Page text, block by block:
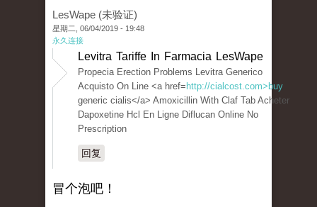
LesWape (未验证)
星期二, 06/04/2019 - 19:48
永久连接
Levitra Tariffe In Farmacia LesWape
Propecia Erection Problems Levitra Generico
Acquisto On Line <a href= http://cialcost.com>buy
generic cialis</a> Amoxicillin With Claf Tab Acheter
Dapoxetine Hcl En Ligne Diflucan Online No
Prescription
回复
冒个泡吧！